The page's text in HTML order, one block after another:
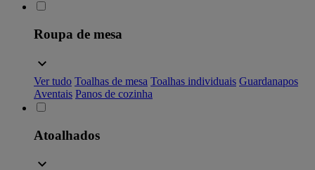
Roupa de mesa
Ver tudo Toalhas de mesa Toalhas individuais Guardanapos
Aventais Panos de cozinha
Atoalhados